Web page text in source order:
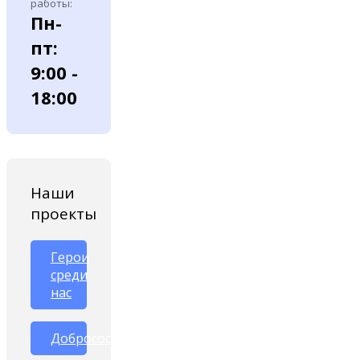
работы:
Пн-
пт:
9:00 -
18:00
Наши
проекты
Герои
среди
нас
Добрососедство